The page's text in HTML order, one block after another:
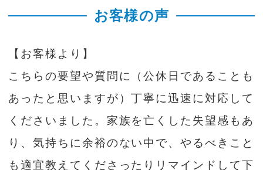
お客様の声
【お客様より】
こちらの要望や質問に（公休日であることも
あったと思いますが）丁寧に迅速に対応して
くださいました。家族を亡くした失望感もあ
り、気持ちに余裕のない中で、やるべきこと
も適宜教えてくださったりリマインドして下